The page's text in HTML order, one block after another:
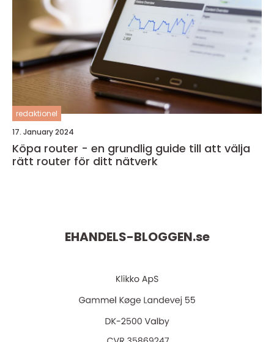
redaktionel
17. January 2024
Köpa router - en grundlig guide till att välja
rätt router för ditt nätverk
EHANDELS-BLOGGEN.se